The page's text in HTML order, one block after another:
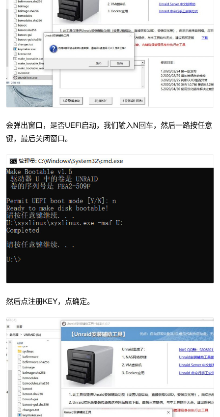
会弹出窗口，是否UEFI启动，我们输入N回车，然后一路按任意
键，最后关闭窗口。
然后点注册KEY，点确定。